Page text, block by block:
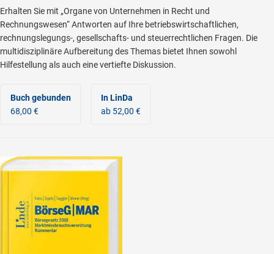
Erhalten Sie mit „Organe von Unternehmen in Recht und
Rechnungswesen“ Antworten auf Ihre betriebswirtschaftlichen,
rechnungslegungs-, gesellschafts- und steuerrechtlichen Fragen. Die
multidisziplinäre Aufbereitung des Themas bietet Ihnen sowohl
Hilfestellung als auch eine vertiefte Diskussion.
Buch gebunden
68,00 €
In LinDa
ab 52,00 €